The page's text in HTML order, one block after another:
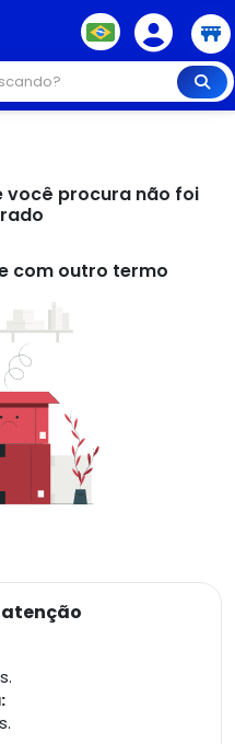
você procura não foi
com outro termo